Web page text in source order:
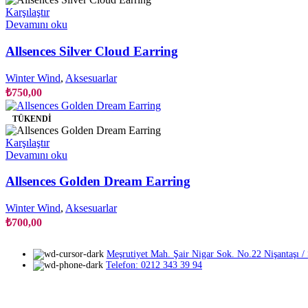
seçilebilir
Karşılaştır
Devamını oku
Allsences Silver Cloud Earring
Winter Wind, Aksesuarlar
₺750,00
TÜKENDI
Karşılaştır
Devamını oku
Allsences Golden Dream Earring
Winter Wind, Aksesuarlar
₺700,00
Meşrutiyet Mah. Şair Nigar Sok. No.22 Nişantaşı /
Telefon: 0212 343 39 94